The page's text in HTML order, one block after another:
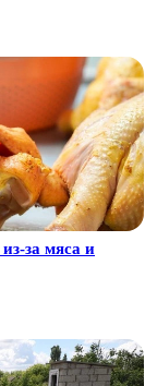
за мяса и